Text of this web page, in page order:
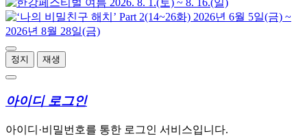
정지 재생
아이디 로그인
아이디·비밀번호를 통한 로그인 서비스입니다.